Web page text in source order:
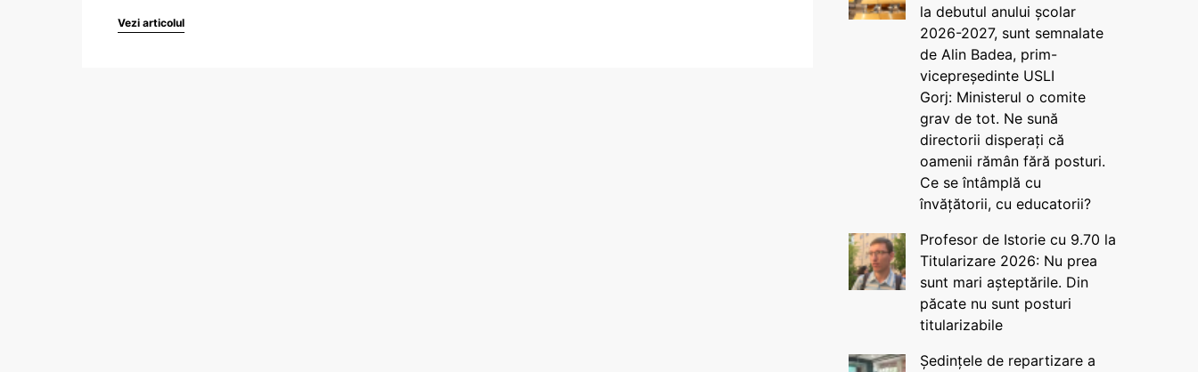
Vezi articolul
la debutul anului școlar
2026-2027, sunt semnalate
de Alin Badea, prim-
vicepreședinte USLI
Gorj: Ministerul o comite
grav de tot. Ne sună
directorii disperați că
oamenii rămân fără posturi.
Ce se întâmplă cu
învățătorii, cu educatorii?
Profesor de Istorie cu 9.70 la
Titularizare 2026: Nu prea
sunt mari așteptările. Din
păcate nu sunt posturi
titularizabile
Ședințele de repartizare a